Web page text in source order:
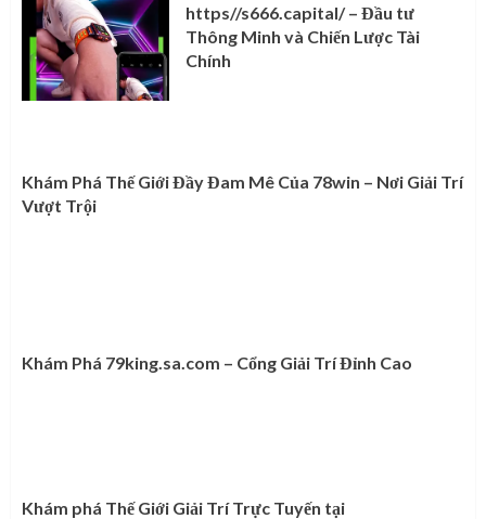
https//s666.capital/ – Đầu tư
Thông Minh và Chiến Lược Tài
Chính
Khám Phá Thế Giới Đầy Đam Mê Của 78win – Nơi Giải Trí
Vượt Trội
Khám Phá 79king.sa.com – Cổng Giải Trí Đỉnh Cao
Khám phá Thế Giới Giải Trí Trực Tuyến tại